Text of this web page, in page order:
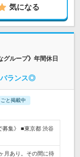
気になる
グループ》年間休日
バランス◎
と掲載中
募集》 ■東京都 渋谷
月あり。その間に待